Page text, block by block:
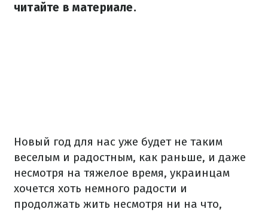
читайте в материале.
Новый год для нас уже будет не таким
веселым и радостным, как раньше, и даже
несмотря на тяжелое время, украинцам
хочется хоть немного радости и
продолжать жить несмотря ни на что,